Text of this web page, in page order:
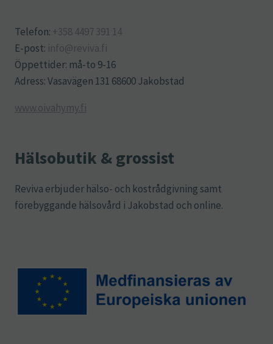
Telefon: +358 4497 391 14
E-post: info@reviva.fi
Öppettider: må-to 9-16
Adress: Vasavägen 131 68600 Jakobstad
www.oivahymy.fi
Hälsobutik & grossist
Reviva erbjuder hälso- och kostrådgivning samt
förebyggande hälsovård i Jakobstad och online.